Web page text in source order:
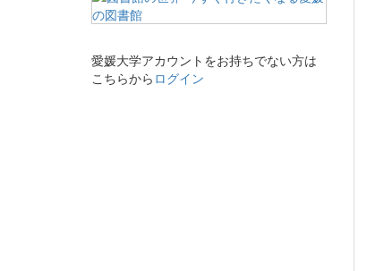
愛媛大学アカウントをお持ちでない方は
こちらから ログイン